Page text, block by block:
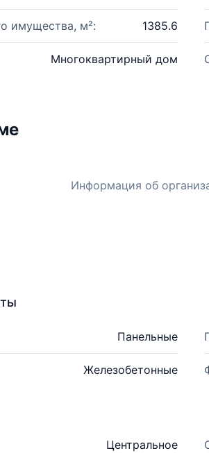
имущества, м²: 1385.6
Многоквартирный дом
Информация об
Панельные
Железобетонные
Центральное